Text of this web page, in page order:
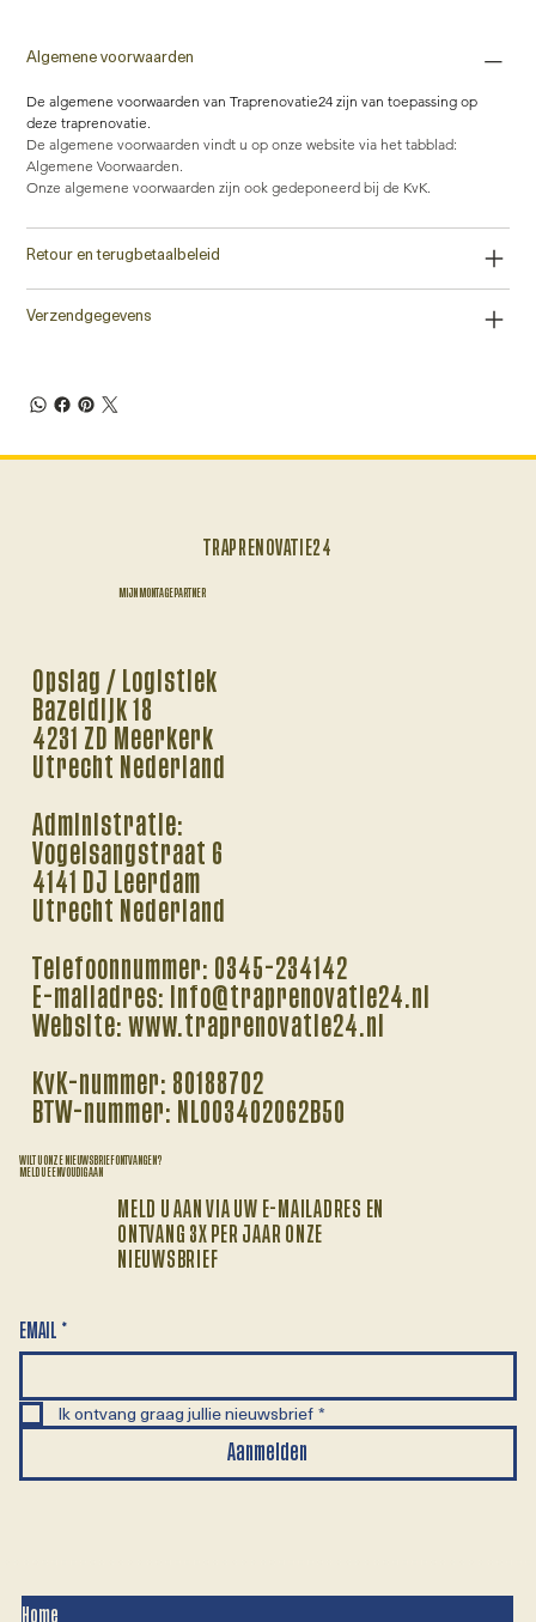
Algemene voorwaarden
De algemene voorwaarden van Traprenovatie24 zijn van toepassing op
deze traprenovatie.
De algemene voorwaarden vindt u op onze website via het tabblad:
Algemene Voorwaarden.
Onze algemene voorwaarden zijn ook gedeponeerd bij de KvK.
Retour en terugbetaalbeleid
Verzendgegevens
TRAPRENOVATIE24
MIJN MONTAGEPARTNER
Opslag / Logistiek
Bazeldijk 18
4231 ZD Meerkerk
Utrecht Nederland
Administratie:
Vogelsangstraat 6
4141 DJ Leerdam
Utrecht Nederland
Telefoonnummer: 0345-234142
E-mailadres: info@traprenovatie24.nl
Website: www.traprenovatie24.nl
KvK-nummer: 80188702
BTW-nummer: NL003402062B50
WILT U ONZE NIEUWSBRIEF ONTVANGEN?
MELD U EENVOUDIG AAN
MELD U AAN VIA UW E-MAILADRES EN
ONTVANG 3X PER JAAR ONZE
NIEUWSBRIEF
EMAIL *
Ik ontvang graag jullie nieuwsbrief*
Aanmelden
Home